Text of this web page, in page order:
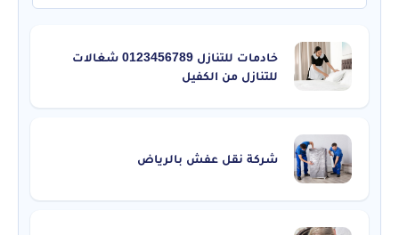
خادمات للتنازل 0123456789 شغالات
للتنازل من الكفيل
شركة نقل عفش بالرياض